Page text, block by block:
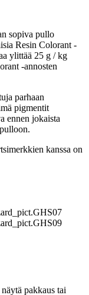
sopiva pullo
Resin Colorant -
ylittää 25 g / kg
-annosten
parhaan
pigmentit
ennen jokaista
kanssa on
pakkaus tai